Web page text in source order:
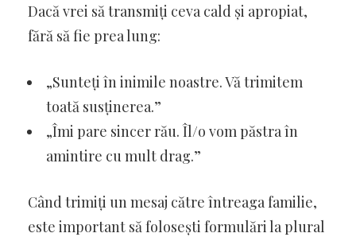
Dacă vrei să transmiți ceva cald și apropiat,
fără să fie prea lung:
„Sunteți în inimile noastre. Vă trimitem
toată susținerea.”
„Îmi pare sincer rău. Îl/o vom păstra în
amintire cu mult drag.”
Când trimiți un mesaj către întreaga familie,
este important să folosești formulări la plural